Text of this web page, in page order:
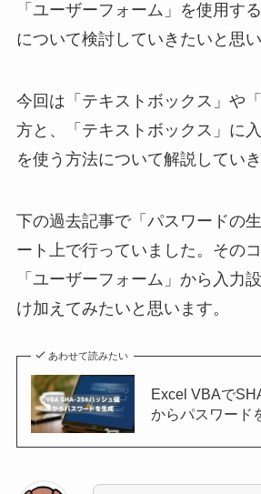
「ユーザーフォーム」を使用す
について検討していきたいと思い
今回は「テキストボックス」や
方と、「テキストボックス」に
を使う方法について解説していき
下の過去記事で「パスワードの
ート上で行っていました。その
「ユーザーフォーム」から入力
け加えてみたいと思います。
あわせて読みたい
Excel VBAで
からパスワード